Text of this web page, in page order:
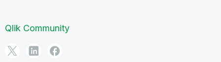
Qlik Community